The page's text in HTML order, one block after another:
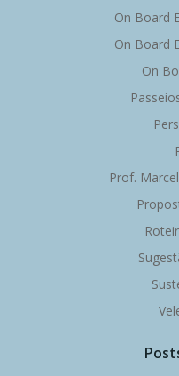
On Board
On Board
On
Prof.